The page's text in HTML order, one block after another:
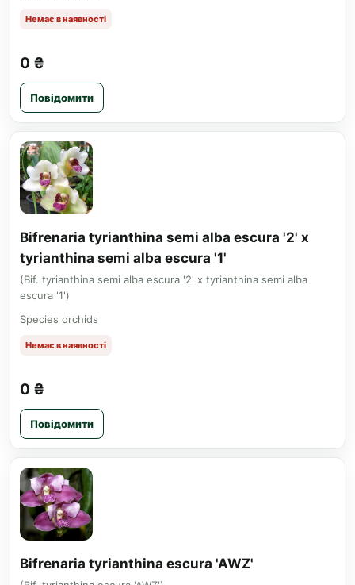
Немає в наявності
0 ₴
Повідомити
Bifrenaria tyrianthina semi alba escura '2' x
tyrianthina semi alba escura '1'
(Bif. tyrianthina semi alba escura '2' x tyrianthina semi alba
escura '1')
Species orchids
Немає в наявності
0 ₴
Повідомити
Bifrenaria tyrianthina escura 'AWZ'